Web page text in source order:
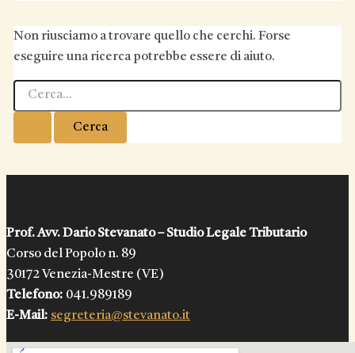
Non riusciamo a trovare quello che cerchi. Forse
eseguire una ricerca potrebbe essere di aiuto.
Cerca:
Prof. Avv. Dario Stevanato – Studio Legale Tributario
Corso del Popolo n. 89
30172 Venezia-Mestre (VE)
Telefono: 041.989189
E-Mail: segreteria@stevanato.it